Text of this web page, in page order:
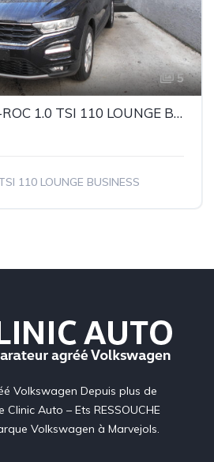
5
VOLKSWAGEN T-ROC 1.0 TSI 110 LOUNGE BUSINESS
110 LOUNGE BUSINESS
Volkswagen Depuis plus de
Auto – Ets RESSOUCHE
Volkswagen à Marvejols.